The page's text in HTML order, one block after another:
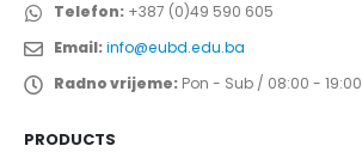
Telefon: +387 (0)49 590 605
Email:info@eubd.edu.ba
Radno vrijeme: Pon - Sub / 08:00 - 19:00
PRODUCTS